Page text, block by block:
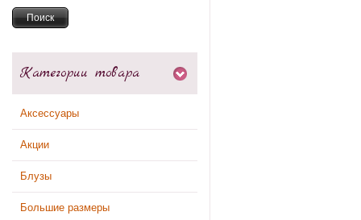
Категории товара
Аксессуары
Акции
Блузы
Большие размеры